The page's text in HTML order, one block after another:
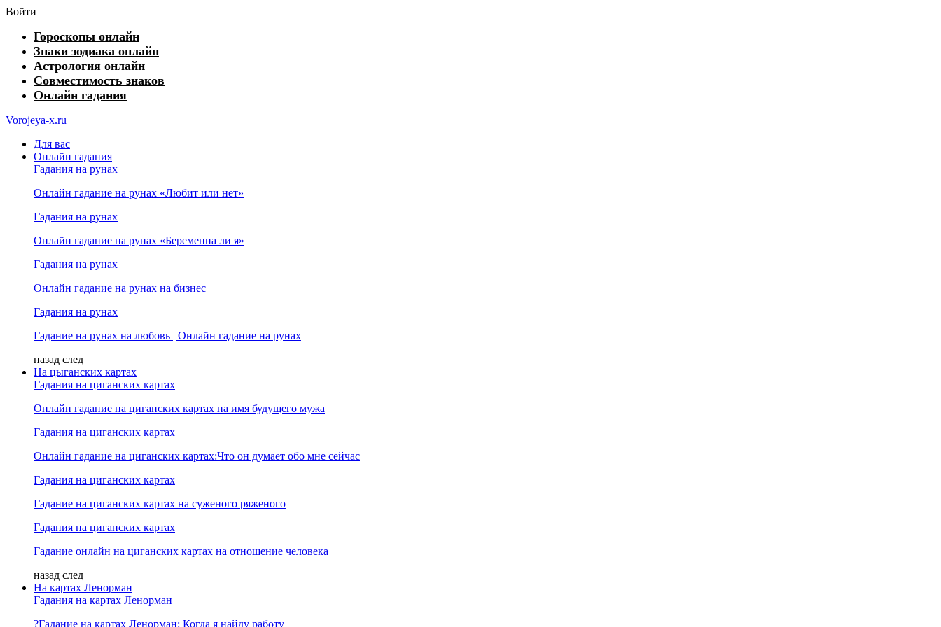
Войти
Гороскопы онлайн
Знаки зодиака онлайн
Астрология онлайн
Совместимость знаков
Онлайн гадания
Vorojeya-x.ru
Для вас
Онлайн гадания
Гадания на рунах
Онлайн гадание на рунах «Любит или нет»
Гадания на рунах
Онлайн гадание на рунах «Беременна ли я»
Гадания на рунах
Онлайн гадание на рунах на бизнес
Гадания на рунах
Гадание на рунах на любовь | Онлайн гадание на рунах
назад след
На цыганских картах
Гадания на циганских картах
Онлайн гадание на циганских картах на имя будущего мужа
Гадания на циганских картах
Онлайн гадание на циганских картах:Что он думает обо мне сейчас
Гадания на циганских картах
Гадание на циганских картах на суженого ряженого
Гадания на циганских картах
Гадание онлайн на циганских картах на отношение человека
назад след
На картах Ленорман
Гадания на картах Ленорман
?Гадание на картах Ленорман: Когда я найду работу